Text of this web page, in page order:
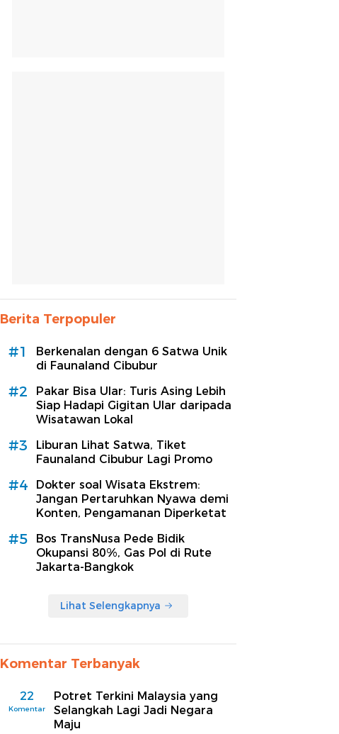
Berita Terpopuler
#1
Berkenalan dengan 6 Satwa Unik
di Faunaland Cibubur
#2
Pakar Bisa Ular: Turis Asing Lebih
Siap Hadapi Gigitan Ular daripada
Wisatawan Lokal
#3
Liburan Lihat Satwa, Tiket
Faunaland Cibubur Lagi Promo
#4
Dokter soal Wisata Ekstrem:
Jangan Pertaruhkan Nyawa demi
Konten, Pengamanan Diperketat
#5
Bos TransNusa Pede Bidik
Okupansi 80%, Gas Pol di Rute
Jakarta-Bangkok
Lihat Selengkapnya
Komentar Terbanyak
22
Komentar
Potret Terkini Malaysia yang
Selangkah Lagi Jadi Negara
Maju